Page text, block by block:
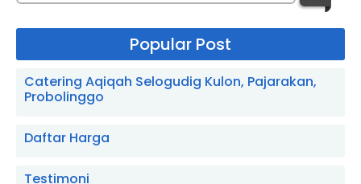
Popular Post
Catering Aqiqah Selogudig Kulon, Pajarakan,
Probolinggo
Daftar Harga
Testimoni